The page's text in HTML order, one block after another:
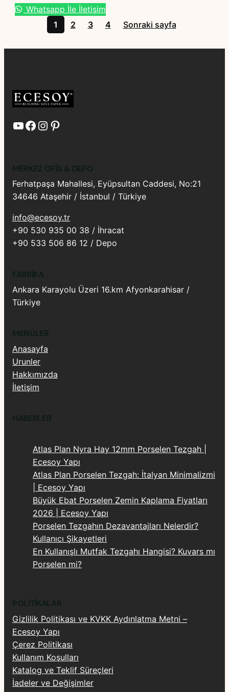
Whatsapp İle İletişim
1
2 3 4 Sonraki sayfa
YouTube Facebook Instagram Pinterest
MERKEZ OFIS & DEPO
Ferhatpaşa Mahallesi, Eyüpsultan Caddesi, No:21
34646 Ataşehir / İstanbul / Türkiye
info@ecesoy.tr
+90 530 935 00 38 / İhracat
+90 533 506 86 12 / Depo
FABRIKA
Ankara Karayolu Üzeri 16.km Afyonkarahisar /
Türkiye
MENÜLER
Anasayfa
Urunler
Hakkımızda
İletişim
HABERLER
Atlas Plan Nyra Hay 12mm Porselen Tezgah |
Ecesoy Yapı
Atlas Plan Porselen Tezgah: İtalyan Minimalizmi
| Ecesoy Yapı
Büyük Ebat Porselen Zemin Kaplama Fiyatları
2026 | Ecesoy Yapı
Porselen Tezgahın Dezavantajları Nelerdir?
Kullanıcı Şikayetleri
En Kullanışlı Mutfak Tezgahı Hangisi? Kuvars mı
Porselen mi?
POLITIKALAR
Gizlilik Politikası ve KVKK Aydınlatma Metni –
Ecesoy Yapı
Çerez Politikası
Kullanım Koşulları
Katalog ve Teklif Süreçleri
İadeler ve Değişimler